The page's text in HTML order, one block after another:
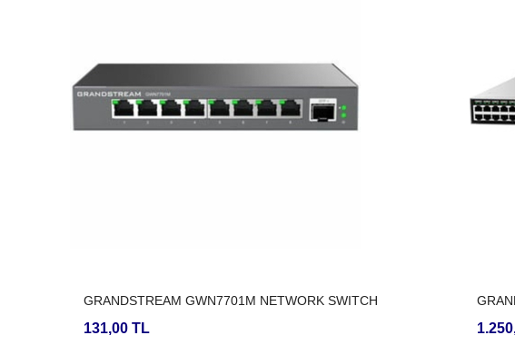
GRANDSTREAM GWN7701M NETWORK SWITCH
131,00 TL